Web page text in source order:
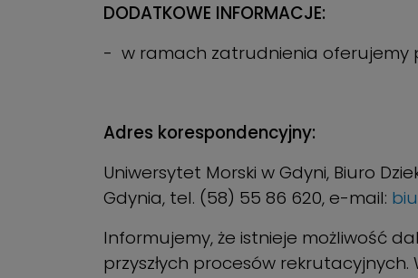
DODATKOWE INFORMACJE:
- w ramach zatrudnienia oferujemy
Adres korespondencyjny:
Uniwersytet Morski w Gdyni, Biuro
Gdynia, tel. (58) 55 86 620, e-mail:
Informujemy, że istnieje możliwość
przyszłych procesów